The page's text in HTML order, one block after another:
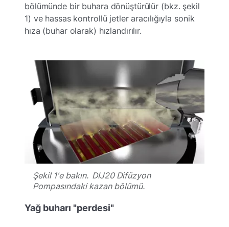
bölümünde bir buhara dönüştürülür (bkz. şekil
1) ve hassas kontrollü jetler aracılığıyla sonik
hıza (buhar olarak) hızlandırılır.
Şekil 1'e bakın. DIJ20 Difüzyon
Pompasındaki kazan bölümü.
Yağ buharı "perdesi"